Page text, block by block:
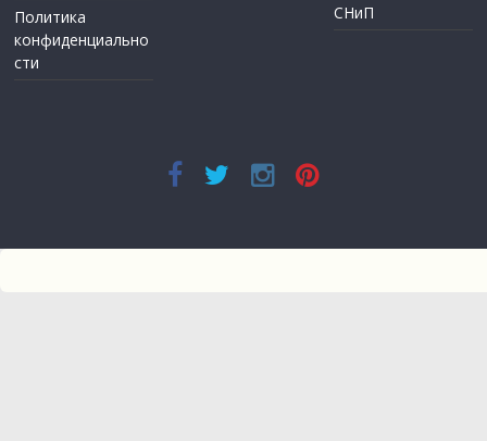
Политика
конфиденциально
сти
СНиП